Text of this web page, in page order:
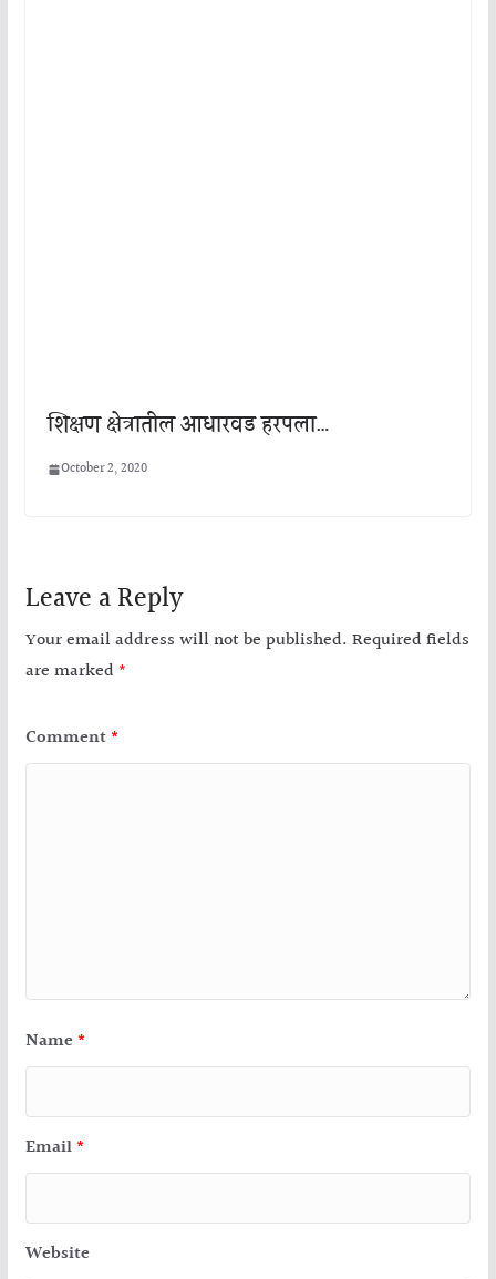
शिक्षण क्षेत्रातील आधारवड हरपला…
October 2, 2020
Leave a Reply
Your email address will not be published. Required fields
are marked *
Comment *
Name *
Email *
Website